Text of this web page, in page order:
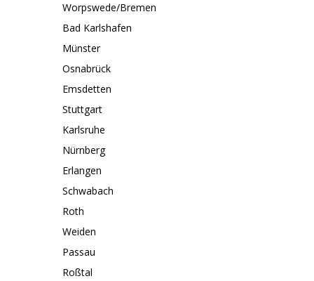
Worpswede/Bremen
Bad Karlshafen
Münster
Osnabrück
Emsdetten
Stuttgart
Karlsruhe
Nürnberg
Erlangen
Schwabach
Roth
Weiden
Passau
Roßtal